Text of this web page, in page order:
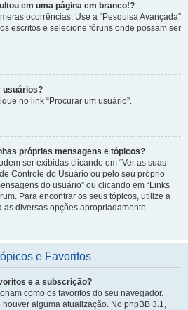
em uma página em branco!?
ocorrências. Use a “Pesquisa Avançada”
escritos e selecione fóruns onde possam ser
usuários?
no link “Procurar um usuário”.
próprias mensagens e tópicos?
ser exibidas clicando em “Ver as suas
Controle do Usuário ou pelo seu próprio
do usuário” ou clicando em “Links
Para encontrar os seus tópicos, utilize a
as diversas opções apropriadamente.
e Favoritos
e a subscrição?
como os favoritos do seu navegador.
alguma atualização. No phpBB 3.1,